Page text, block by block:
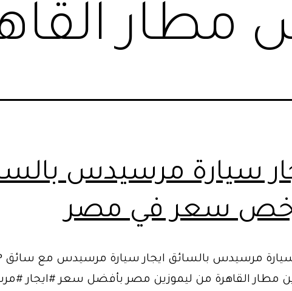
سيارة مرسيدس
سعر في مصر
مطار القاهرة من ليموزين مصر بأفضل سعر #ايجار